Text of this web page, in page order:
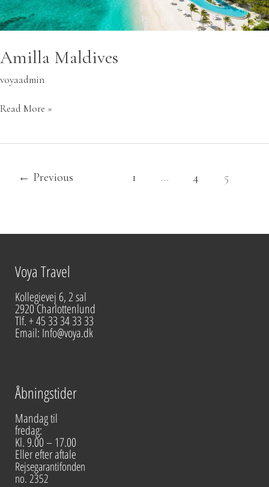
Amilla Maldives
voyaadmin
Read More »
← Previous 1 … 4 5
Voya Travel
Kollegievej 6, 2 sal
2920 Charlottenlund
Tlf. + 45 33 34 33 33
Email: Info@voya.dk
Åbningstider
Mandag til
fredag:
Kl. 9.00 – 17.00
Eller efter aftale
Rejsegarantifonden
no. 2352